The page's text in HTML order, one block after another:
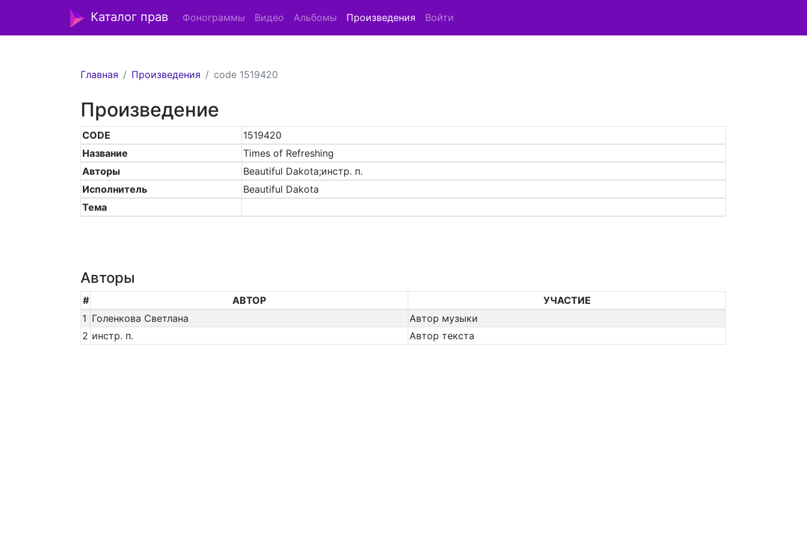
Каталог прав Фонограммы Видео Альбомы Произведения Войти
Главная Произведения code 1519420
Произведение
CODE
1519420
Название
Times of Refreshing
Авторы
Beautiful Dakota;инстр. п.
Исполнитель
Beautiful Dakota
Тема
Авторы
# АВТОР
УЧАСТИЕ
1 Голенкова Светлана
Автор музыки
2 инстр. п. Автор текста